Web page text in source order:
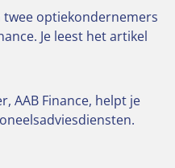
twee optiekondernemers
Je leest het artikel
AAB Finance, helpt je